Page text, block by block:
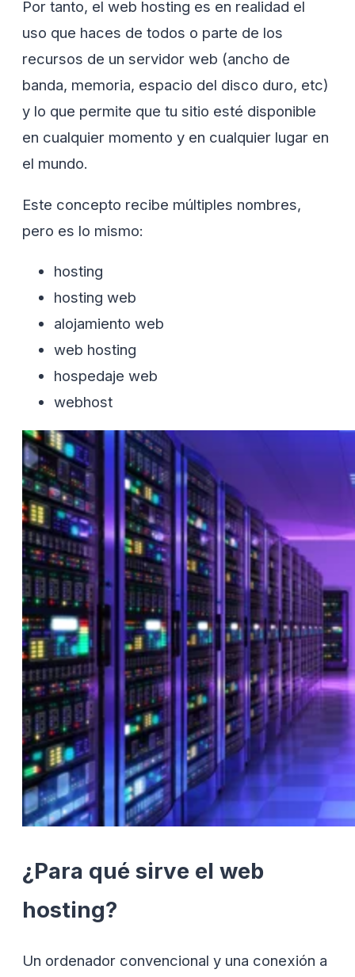
Por tanto, el web hosting es en realidad el
uso que haces de todos o parte de los
recursos de un servidor web (ancho de
banda, memoria, espacio del disco duro, etc)
y lo que permite que tu sitio esté disponible
en cualquier momento y en cualquier lugar en
el mundo.
Este concepto recibe múltiples nombres,
pero es lo mismo:
hosting
hosting web
alojamiento web
web hosting
hospedaje web
webhost
¿Para qué sirve el web
hosting?
Un ordenador convencional y una conexión a